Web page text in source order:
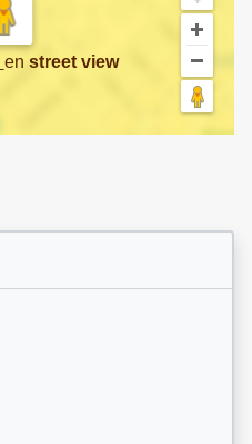
en street view